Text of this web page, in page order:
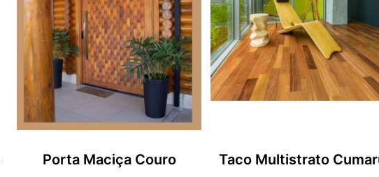
Porta Maciça Couro Taco Multistrato